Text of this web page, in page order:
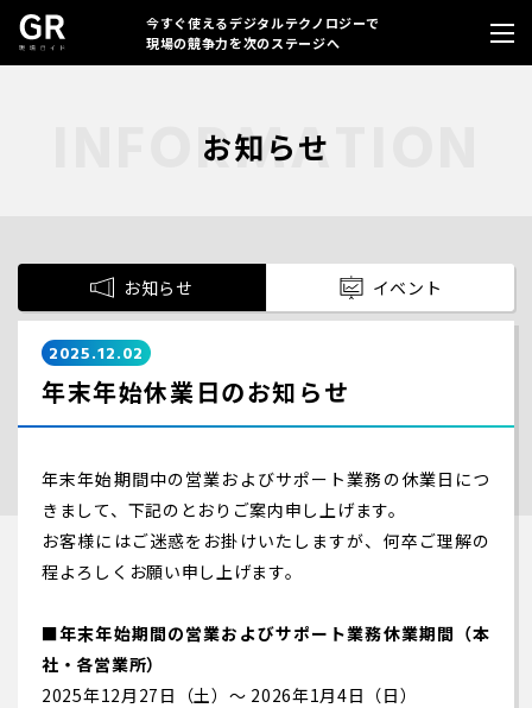
今すぐ使えるデジタルテクノロジーで
現場の競争力を次のステージへ
お知らせ
お知らせ イベント
2025.12.02
年末年始休業日のお知らせ
年末年始期間中の営業およびサポート業務の休業日につ
きまして、下記のとおりご案内申し上げます。
お客様にはご迷惑をお掛けいたしますが、何卒ご理解の
程よろしくお願い申し上げます。
■年末年始期間の営業およびサポート業務休業期間（本
社・各営業所）
2025年12月27日（土）～ 2026年1月4日（日）